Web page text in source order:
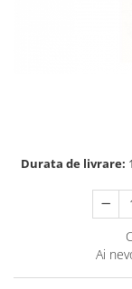
Durata de livrare:
Ai